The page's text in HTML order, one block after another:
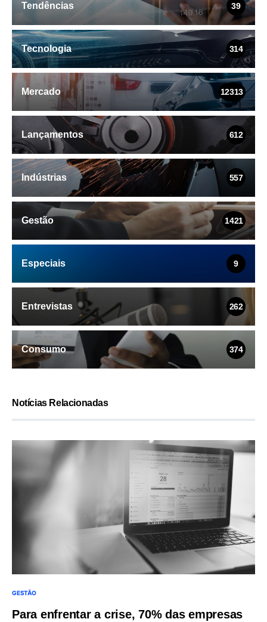
Tendências 39
Tecnologia 314
Mercado 12313
Lançamentos 612
Indústrias 557
Gestão 1421
Especiais 9
Entrevistas 262
Consumo 374
Notícias Relacionadas
GESTÃO
Para enfrentar a crise, 70% das empresas